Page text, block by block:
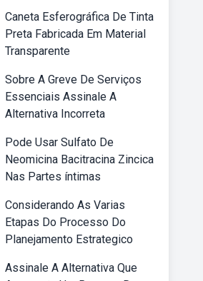
Caneta Esferográfica De Tinta
Preta Fabricada Em Material
Transparente
Sobre A Greve De Serviços
Essenciais Assinale A
Alternativa Incorreta
Pode Usar Sulfato De
Neomicina Bacitracina Zincica
Nas Partes íntimas
Considerando As Varias
Etapas Do Processo Do
Planejamento Estrategico
Assinale A Alternativa Que